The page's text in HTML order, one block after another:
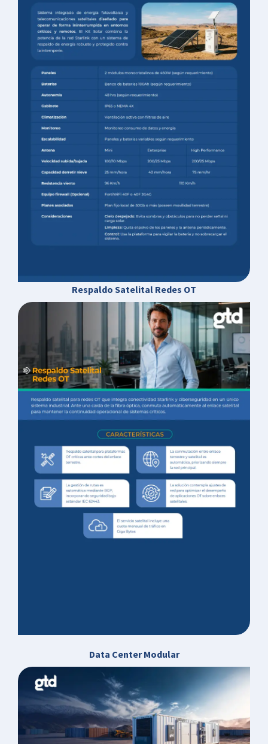
Respaldo Satelital Redes OT
Data Center Modular